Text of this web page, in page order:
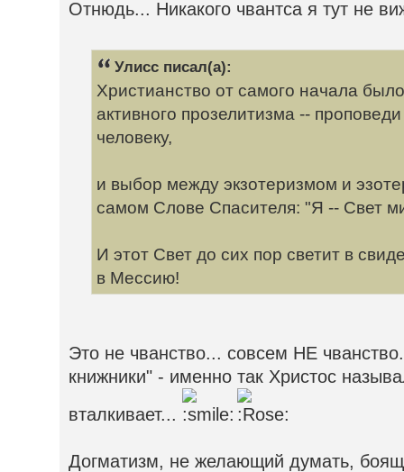
Отнюдь... Никакого чвантса я тут не
Улисс писал(а):
Христианство от самого начала
активного прозелитизма --
человеку,
и выбор между экзотеризмом и
самом Слове Спасителя: "Я -- Свет
И этот Свет до сих пор светит в
в Мессию!
Это не чванство... совсем НЕ
книжники" - именно так Христос
вталкивает...
Догматизм, не желающий думать,